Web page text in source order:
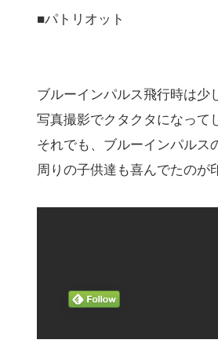
■パトリオット
ブルーインパルス飛行時は少
写真撮影でクタクタになって
それでも、ブルーインパルス
周りの子供達も喜んでたの